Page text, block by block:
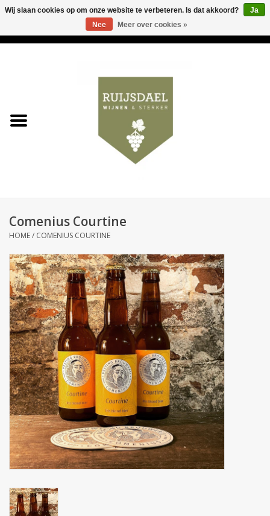
& sterker
Contact
Relatiegeschenken
Comenius Courtine
HOME/ COMENIUS COURTINE
Wij slaan cookies op om onze website te verbeteren. Is dat akkoord?
Ja
Nee
Meer over cookies »